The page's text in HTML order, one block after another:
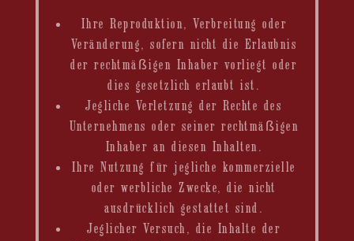
Ihre Reproduktion, Verbreitung oder
Veränderung, sofern nicht die Erlaubnis
der rechtmäßigen Inhaber vorliegt oder
dies gesetzlich erlaubt ist.
Jegliche Verletzung der Rechte des
Unternehmens oder seiner rechtmäßigen
Inhaber an diesen Inhalten.
Ihre Nutzung für jegliche kommerzielle
oder werbliche Zwecke, die nicht
ausdrücklich gestattet sind.
Jeglicher Versuch, die Inhalte der